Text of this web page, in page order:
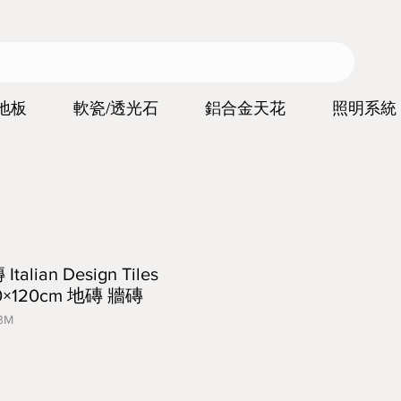
板 軟瓷/透光石 鋁合金天花 照明系統
Italian Design Tiles
地磚 牆磚